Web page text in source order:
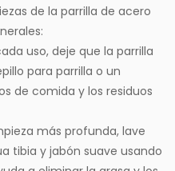
de la parrilla de acero
uso, deje que la parrilla
para parrilla o un
de comida y los residuos
más profunda, lave
tibia y jabón suave usando